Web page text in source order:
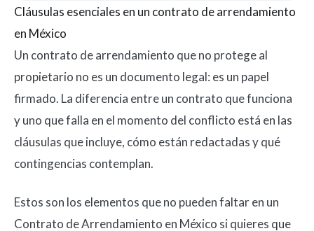
Cláusulas esenciales en un contrato de arrendamiento
en México
Un contrato de arrendamiento que no protege al
propietario no es un documento legal: es un papel
firmado. La diferencia entre un contrato que funciona
y uno que falla en el momento del conflicto está en las
cláusulas que incluye, cómo están redactadas y qué
contingencias contemplan.
Estos son los elementos que no pueden faltar en un
Contrato de Arrendamiento en México si quieres que